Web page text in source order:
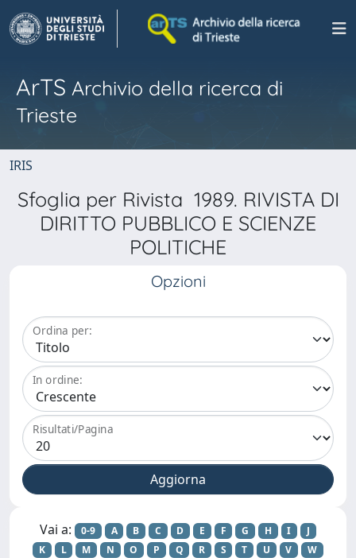
ArTS Archivio della ricerca di
Trieste
IRIS
Sfoglia per Rivista 1989. RIVISTA DI
DIRITTO PUBBLICO E SCIENZE
POLITICHE
Opzioni
Ordina per:
In ordine:
Risultati/Pagina
Vai a: 0-9 A B C D E F G H I
J
K
L M N O P Q R S T U V
W